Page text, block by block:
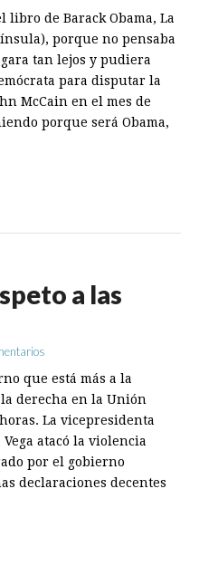
libro de Barack Obama, La
porque no pensaba
tan lejos y pudiera
para disputar la
McCain en el mes de
porque será Obama,
a las
que está más a la
derecha en la Unión
La vicepresidenta
atacó la violencia
por el gobierno
declaraciones decentes